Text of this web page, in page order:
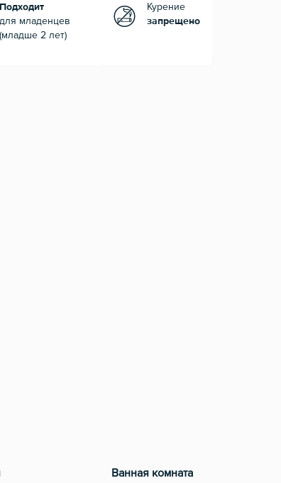
Подходит
для младенцев
(младше 2 лет)
Курение
запрещено
Ванная комната